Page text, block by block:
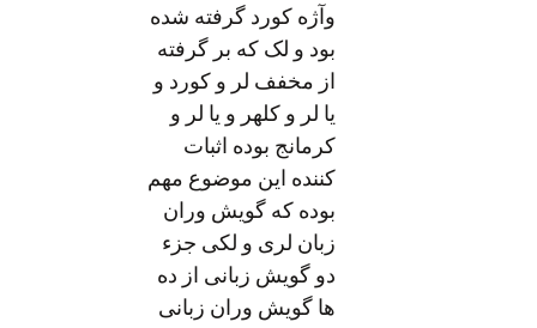
وآژه کورد گرفته شده
بود و لک که بر گرفته
از مخفف لر و کورد و
یا لر و کلهر و یا لر و
کرمانج بوده اثبات
کننده این موضوع مهم
بوده که گویش وران
زبان لری و لکی جزء
دو گویش زبانی از ده
ها گویش وران زبانی